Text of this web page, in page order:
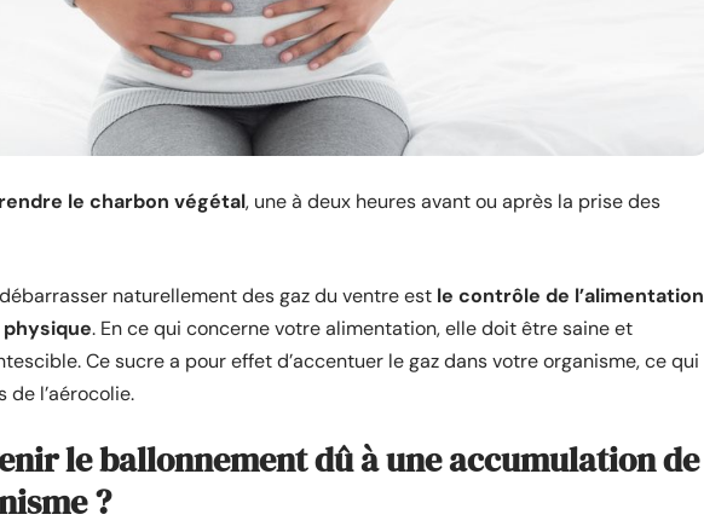
le charbon végétal, une à deux heures avant ou après la prise des
naturellement des gaz du ventre est le contrôle de l’alimentation
. En ce qui concerne votre alimentation, elle doit être saine et
Ce sucre a pour effet d’accentuer le gaz dans votre organisme, ce qui
de l’aérocolie.
le ballonnement dû à une accumulation de
?